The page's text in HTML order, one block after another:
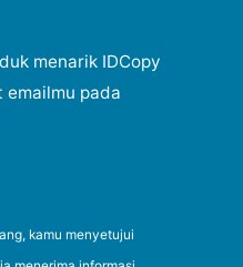
menarik IDCopy
pada
kamu menyetujui